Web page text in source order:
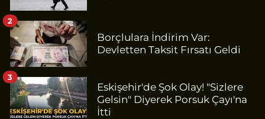
Borçlulara İndirim Var:
Devletten Taksit Fırsatı Geldi
2
Eskişehir'de Şok Olay! "Sizlere
Gelsin" Diyerek Porsuk Çayı'na
İtti
3